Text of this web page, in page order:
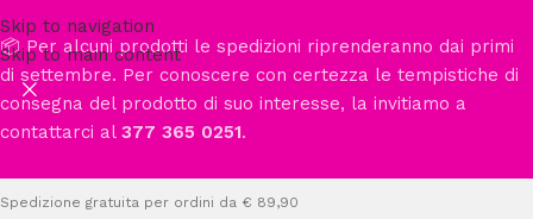
Skip to navigation
Skip to main content
📦 Per alcuni prodotti le spedizioni riprenderanno dai primi
di settembre. Per conoscere con certezza le tempistiche di
consegna del prodotto di suo interesse, la invitiamo a
contattarci al 377 365 0251.
Spedizione gratuita per ordini da € 89,90